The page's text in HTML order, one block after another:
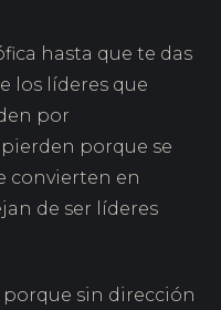
hasta que te das
los líderes que
por
porque se
convierten en
de ser líderes
porque sin dirección